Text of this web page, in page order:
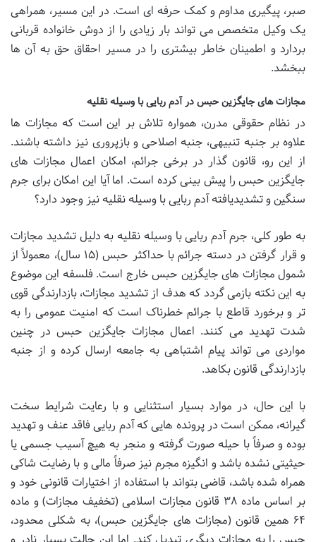
صبر، پیگیری مداوم و کمک حرفه ای است. در این مسیر، همراهی
یک وکیل متخصص می تواند بار زیادی را از دوش خانواده قربانی
بردارد و اطمینان خاطر بیشتری را در مسیر احقاق حق به آن ها
ببخشد.
مجازات های جایگزین حبس در آدم ربایی با وسیله نقلیه
در نظام حقوقی مدرن، همواره تلاش بر این است که مجازات ها
علاوه بر جنبه تنبیهی، جنبه اصلاحی و بازپروری نیز داشته باشند.
از این رو، قانون گذار در برخی جرائم، امکان اعمال مجازات های
جایگزین حبس را پیش بینی کرده است. اما آیا این امکان برای جرم
سنگین و تشدیدیافته آدم ربایی با وسیله نقلیه نیز وجود دارد؟
به طور کلی، جرم آدم ربایی با وسیله نقلیه به دلیل تشدید مجازات
و قرار گرفتن در دسته جرائم با حداکثر حبس (۱۵ سال)، معمولاً از
شمول مجازات های جایگزین حبس خارج است. فلسفه این موضوع
به این نکته بازمی گردد که هدف از تشدید مجازات، بازدارندگی قوی
تر و برخورد قاطع با جرائم خطرناک است که امنیت عمومی را به
شدت تهدید می کنند. اعمال مجازات جایگزین حبس در چنین
مواردی می تواند پیام اشتباهی به جامعه ارسال کرده و از جنبه
بازدارندگی قانون بکاهد.
با این حال، در موارد بسیار استثنایی و با رعایت شرایط سخت
گیرانه، ممکن است در پرونده هایی که آدم ربایی فاقد عنف و تهدید
بوده و صرفاً با حیله صورت گرفته و منجر به هیچ آسیب جسمی یا
حیثیتی نشده باشد و انگیزه مجرم نیز صرفاً مالی و با رضایت شاکی
همراه شده باشد، قاضی بتواند با استفاده از اختیارات قانونی خود و
بر اساس ماده ۳۸ قانون مجازات اسلامی (تخفیف مجازات) و ماده
۶۴ همین قانون (مجازات های جایگزین حبس)، به شکلی محدود،